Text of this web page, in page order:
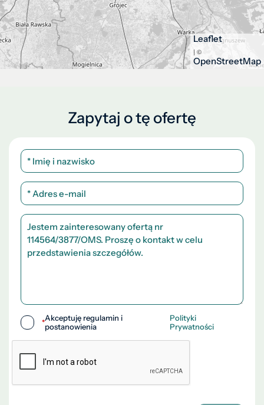
Leaflet
| ©
OpenStreetMap
Zapytaj o tę ofertę
*Akceptuję regulamin i
postanowienia
Polityki
Prywatności